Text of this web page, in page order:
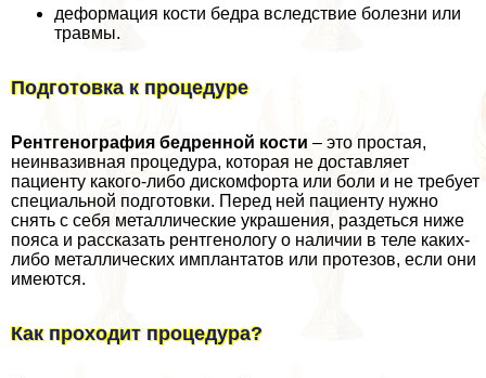
деформация кости бедра вследствие болезни или
травмы.
Подготовка к процедуре
Рентгенография бедренной кости – это простая,
неинвазивная процедypa, которая не доставляет
пациенту какого-либо дискомфорта или боли и не требует
специальной подготовки. Перед ней пациенту нужно
снять с себя металлические украшения, раздеться ниже
пояса и рассказать рентгенологу о наличии в теле каких-
либо металлических имплантатов или протезов, если они
имеются.
Как проходит процедypa?